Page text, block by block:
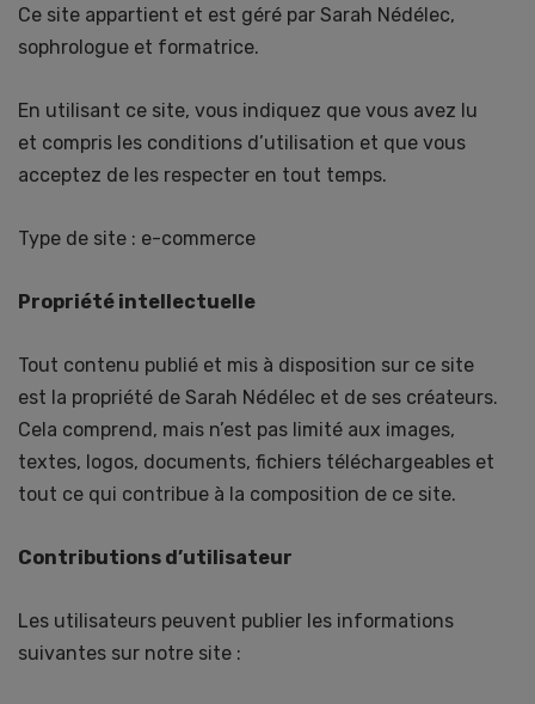
Ce site appartient et est géré par Sarah Nédélec,
sophrologue et formatrice.
En utilisant ce site, vous indiquez que vous avez lu
et compris les conditions d’utilisation et que vous
acceptez de les respecter en tout temps.
Type de site : e-commerce
Propriété intellectuelle
Tout contenu publié et mis à disposition sur ce site
est la propriété de Sarah Nédélec et de ses créateurs.
Cela comprend, mais n’est pas limité aux images,
textes, logos, documents, fichiers téléchargeables et
tout ce qui contribue à la composition de ce site.
Contributions d’utilisateur
Les utilisateurs peuvent publier les informations
suivantes sur notre site :